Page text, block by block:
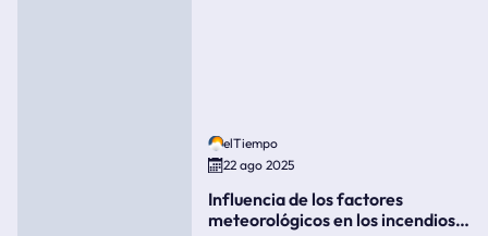
elTiempo
22 ago 2025
Influencia de los factores
meteorológicos en los incendios